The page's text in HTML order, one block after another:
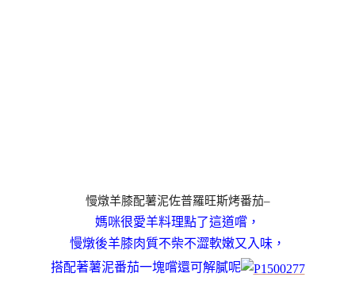
慢燉羊膝配薯泥佐普羅旺斯烤番茄–
媽咪很愛羊料理點了這道嚐，
慢燉後羊膝肉質不柴不澀軟嫩又入味，
搭配著薯泥番茄一塊嚐還可解膩呢